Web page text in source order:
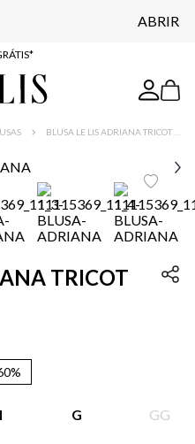
ABRIR
APP
TRICOT
G GG